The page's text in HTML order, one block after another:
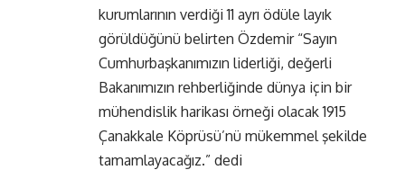
kurumlarının verdiği 11 ayrı ödüle layık
görüldüğünü belirten Özdemir “Sayın
Cumhurbaşkanımızın liderliği, değerli
Bakanımızın rehberliğinde dünya için bir
mühendislik harikası örneği olacak 1915
Çanakkale Köprüsü’nü mükemmel şekilde
tamamlayacağız.” dedi